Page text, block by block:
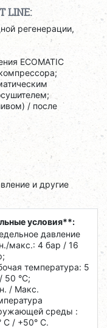
LINE:
регенерации,
ECOMATIC
/ после
и другие
условия**:
давление
макс.: 4 бар / 16
температура: 5
50 °C;
/ Макс.
среды :
С / +50° C.